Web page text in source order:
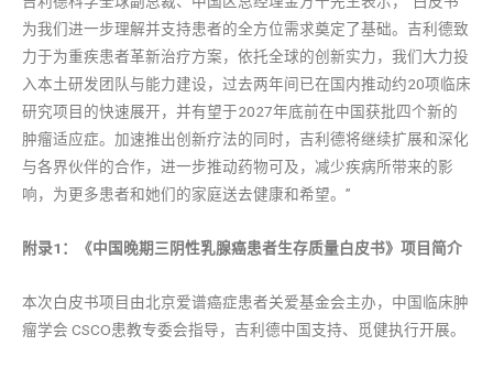
为我们进一步理解并支持患者的全方位需求奠定了基础。吉利德致
力于为重疾患者革新治疗方案，依托全球的创新实力，我们大力投
入本土研发团队与能力建设，过去两年间已在国内推动约20项临床
研究项目的快速展开，并有望于2027年底前在中国获批四个新的
肿瘤适应症。加速推出创新疗法的同时，吉利德将继续扩展和深化
与各界伙伴的合作，进一步推动药物可及，减少疾病所带来的影
响，为更多患者和她们的家庭送去健康和希望。”
附录1：《中国 晚期三阴性乳腺癌患者生存质量白皮书》 项目简介
本次白皮书项目由北京爱谱癌症患者关爱基金会主办，中国临床肿
瘤学会 CSCO患教专委会指导，吉利德中国支持、觅健执行开展。